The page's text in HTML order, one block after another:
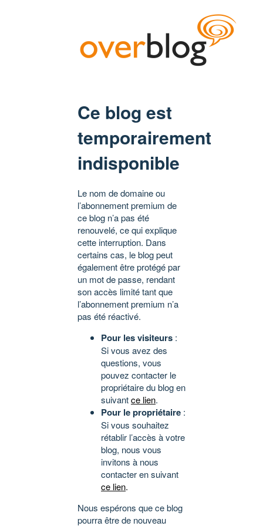
Ce blog est
temporairement
indisponible
Le nom de domaine ou
l’abonnement premium de
ce blog n’a pas été
renouvelé, ce qui explique
cette interruption. Dans
certains cas, le blog peut
également être protégé par
un mot de passe, rendant
son accès limité tant que
l’abonnement premium n’a
pas été réactivé.
Pour les visiteurs :
Si vous avez des
questions, vous
pouvez contacter le
propriétaire du blog en
suivantce lien.
Pour le propriétaire :
Si vous souhaitez
rétablir l’accès à votre
blog, nous vous
invitons à nous
contacter en suivant
ce lien.
Nous espérons que ce blog
pourra être de nouveau